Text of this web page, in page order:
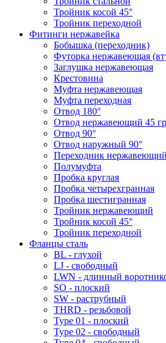
Тройник косой 45°
Тройник переходной
Фитинги нержавейка
Бобышка (переходник)
Футорка нержавеющая
Заглушка нержавеющая
Крестовина
Муфта нержавеющая
Муфта переходная
Отвод 180°
Отвод нержавеющий 45
Отвод 90°
Отвод наружный 90°
Переходник
Полумуфта
Пробка круглая
Пробка четырехгранная
Пробка шестигранная
Тройник нержавеющий
Тройник косой 45°
Тройник переходной
Фланцы сталь
BL - глухой
LJ - свободный
LWN - длинный
SO - плоский
SW - раструбный
THRD - резьбовой
Type 01 - плоский
Type 02 - свободный